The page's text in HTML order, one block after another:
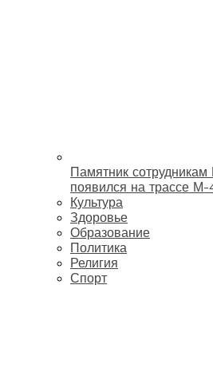
Памятник сотрудникам
появился на трассе М-
Культура
Здоровье
Образование
Политика
Религия
Спорт